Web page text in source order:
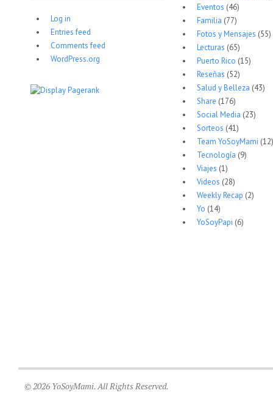
Log in
Entries feed
Comments feed
WordPress.org
Eventos (46)
Familia (77)
Fotos y Mensajes (55)
Lecturas (65)
Puerto Rico (15)
Reseñas (52)
Salud y Belleza (43)
Share (176)
Social Media (23)
Sorteos (41)
Team YoSoyMami (12)
Tecnología (9)
Viajes (1)
Videos (28)
Weekly Recap (2)
Yo (14)
YoSoyPapi (6)
© 2026 YoSoyMami. All Rights Reserved.